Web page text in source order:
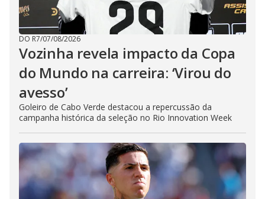
DO R7/07/08/2026
Vozinha revela impacto da Copa
do Mundo na carreira: ‘Virou do
avesso’
Goleiro de Cabo Verde destacou a repercussão da
campanha histórica da seleção no Rio Innovation Week